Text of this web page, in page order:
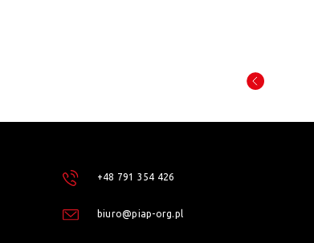
+48 791 354 426
biuro@piap-org.pl